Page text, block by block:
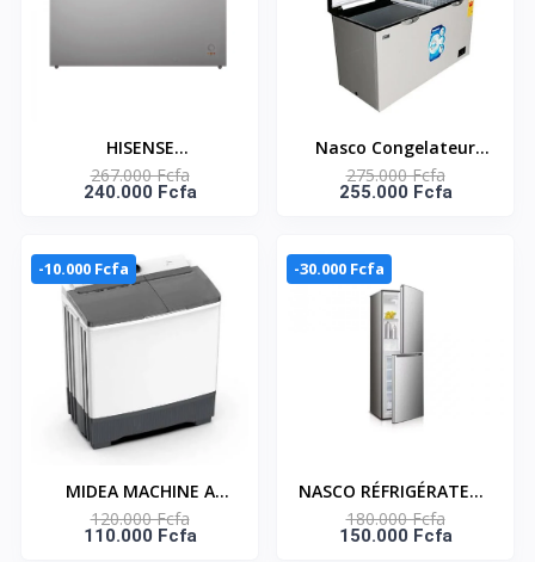
HISENSE
CONGÉLATEUR
HORIZONTAL AVEC
FC-55DD4HA
267.000 Fcfa
240.000 Fcfa
Nasco Congelateur
Horizontal - NAS-
550FL-DD-DS - Dark
Paniers - 450Lt Net -
220-240V
275.000 Fcfa
255.000 Fcfa
-10.000 Fcfa
MIDEA MACHINE A
LAVER 10 KG TOP LOAD
- TWIN TUB-
120.000 Fcfa
110.000 Fcfa
-30.000 Fcfa
NASCO RÉFRIGÉRATEUR
COMBINÉ 229 LITRES –
HNASD2-29
180.000 Fcfa
150.000 Fcfa